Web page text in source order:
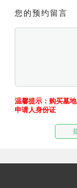
您的预约留言
温馨提示：购买墓
申请人身份证